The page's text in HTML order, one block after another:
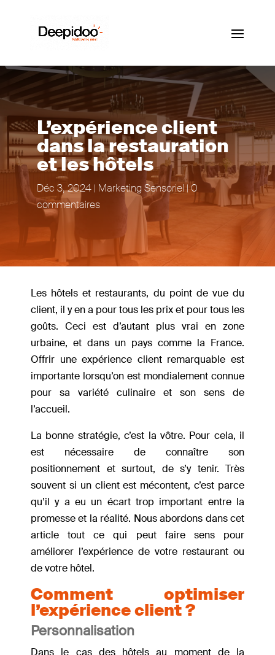
L’expérience client
dans la restauration
et les hôtels
Déc 3, 2024| Marketing Sensoriel|0
commentaires
Les hôtels et restaurants, du point de vue du
client, il y en a pour tous les prix et pour tous les
goûts. Ceci est d’autant plus vrai en zone
urbaine, et dans un pays comme la France.
Offrir une expérience client remarquable est
importante lorsqu’on est mondialement connue
pour sa variété culinaire et son sens de
l’accueil.
La bonne stratégie, c’est la vôtre. Pour cela, il
est nécessaire de connaître son
positionnement et surtout, de s’y tenir. Très
souvent si un client est mécontent, c’est parce
qu’il y a eu un écart trop important entre la
promesse et la réalité. Nous abordons dans cet
article tout ce qui peut faire sens pour
améliorer l’expérience de votre restaurant ou
de votre hôtel.
Comment optimiser
l’expérience client ?
Personnalisation